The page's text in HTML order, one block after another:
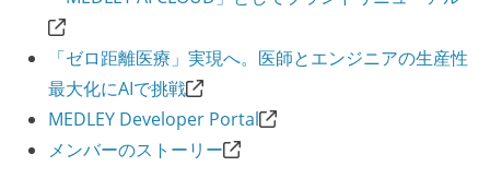
「ゼロ距離医療」実現へ。医師とエンジニアの生産性
最大化にAIで挑戦
MEDLEY Developer Portal
メンバーのストーリー